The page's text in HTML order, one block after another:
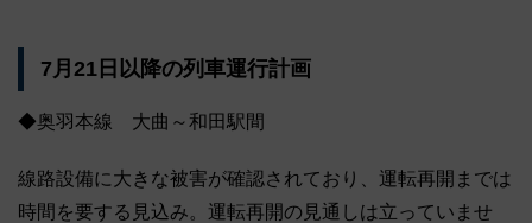
7月21日以降の列車運行計画
◆奥羽本線 大曲～和田駅間
線路設備に大きな被害が確認されており、運転再開までは
時間を要する見込み。運転再開の見通しは立っていませ